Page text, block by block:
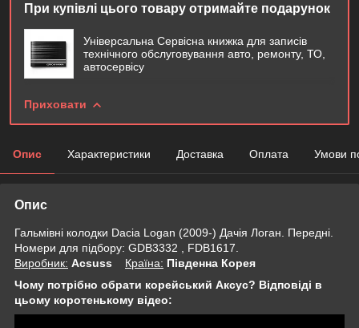
При купівлі цього товару отримайте подарунок
Універсальна Сервісна книжка для записів
технічного обслуговування авто, ремонту, ТО,
автосервісу
Приховати
Опис Характеристики Доставка Оплата Умови
Опис
Гальмівні колодки Dacia Logan (2009-) Дачія Логан. Передні.
Номери для підбору: GDB3332 , FDB1617.
Виробник: Acsuss Крaїна: Південна Корея
Чому потрібно обрати корейський Аксус? Відповіді в
цьому коротенькому відео: